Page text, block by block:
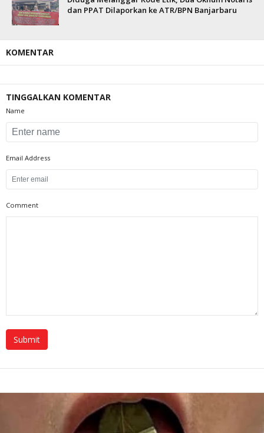
dan PPAT Dilaporkan ke ATR/BPN Banjarbaru
KOMENTAR
TINGGALKAN KOMENTAR
Name
Email Address
Comment